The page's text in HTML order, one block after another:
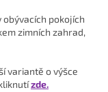
pokojích
zimních zahrad,
variantě o výšce
zde.